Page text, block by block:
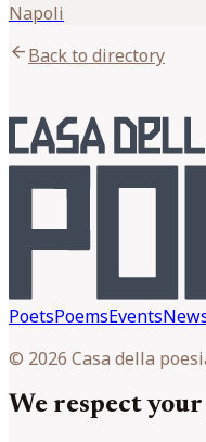
Napoli
arrow_backBack to directory
PoetsPoemsEvents
© 2026 Casa della
We respect